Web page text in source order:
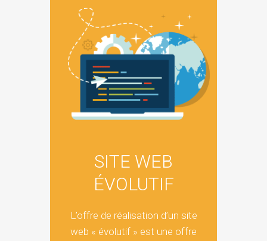
SITE WEB
ÉVOLUTIF
L’offre de réalisation d’un site
web « évolutif » est une offre